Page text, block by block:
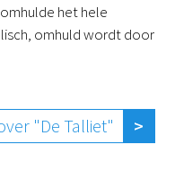
het hele
omhuld wordt door
"De Talliet"